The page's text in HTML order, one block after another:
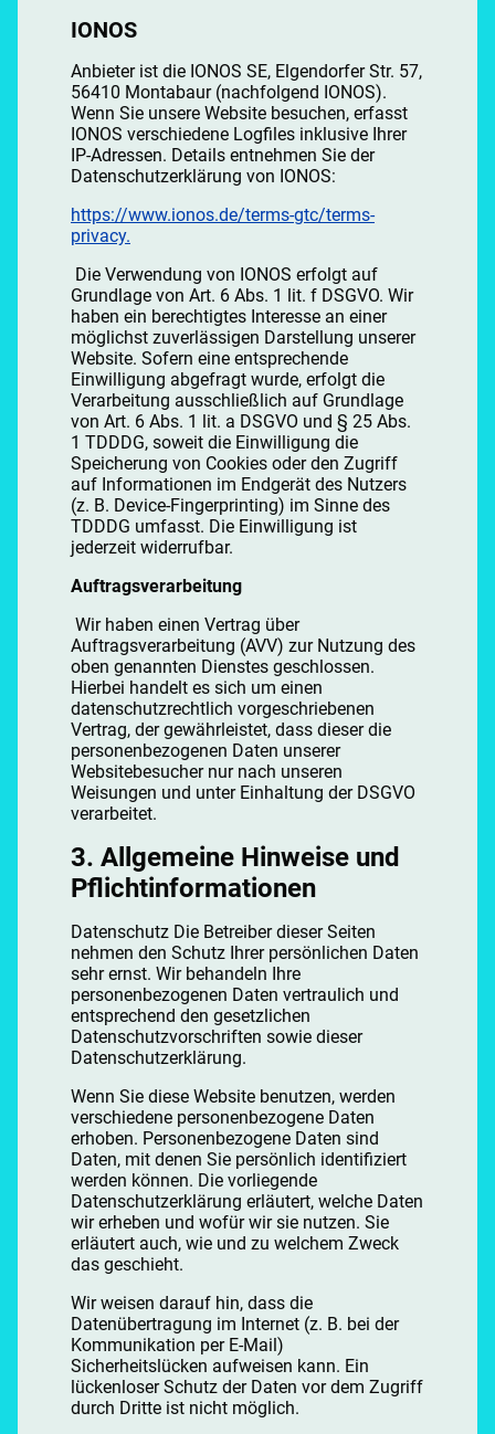
IONOS
Anbieter ist die IONOS SE, Elgendorfer Str. 57,
56410 Montabaur (nachfolgend IONOS).
Wenn Sie unsere Website besuchen, erfasst
IONOS verschiedene Logfiles inklusive Ihrer
IP-Adressen. Details entnehmen Sie der
Datenschutzerklärung von IONOS:
https://www.ionos.de/terms-gtc/terms-
privacy.
Die Verwendung von IONOS erfolgt auf
Grundlage von Art. 6 Abs. 1 lit. f DSGVO. Wir
haben ein berechtigtes Interesse an einer
möglichst zuverlässigen Darstellung unserer
Website. Sofern eine entsprechende
Einwilligung abgefragt wurde, erfolgt die
Verarbeitung ausschließlich auf Grundlage
von Art. 6 Abs. 1 lit. a DSGVO und § 25 Abs.
1 TDDDG, soweit die Einwilligung die
Speicherung von Cookies oder den Zugriff
auf Informationen im Endgerät des Nutzers
(z. B. Device-Fingerprinting) im Sinne des
TDDDG umfasst. Die Einwilligung ist
jederzeit widerrufbar.
Auftragsverarbeitung
Wir haben einen Vertrag über
Auftragsverarbeitung (AVV) zur Nutzung des
oben genannten Dienstes geschlossen.
Hierbei handelt es sich um einen
datenschutzrechtlich vorgeschriebenen
Vertrag, der gewährleistet, dass dieser die
personenbezogenen Daten unserer
Websitebesucher nur nach unseren
Weisungen und unter Einhaltung der DSGVO
verarbeitet.
3. Allgemeine Hinweise und
Pflichtinformationen
Datenschutz Die Betreiber dieser Seiten
nehmen den Schutz Ihrer persönlichen Daten
sehr ernst. Wir behandeln Ihre
personenbezogenen Daten vertraulich und
entsprechend den gesetzlichen
Datenschutzvorschriften sowie dieser
Datenschutzerklärung.
Wenn Sie diese Website benutzen, werden
verschiedene personenbezogene Daten
erhoben. Personenbezogene Daten sind
Daten, mit denen Sie persönlich identifiziert
werden können. Die vorliegende
Datenschutzerklärung erläutert, welche Daten
wir erheben und wofür wir sie nutzen. Sie
erläutert auch, wie und zu welchem Zweck
das geschieht.
Wir weisen darauf hin, dass die
Datenübertragung im Internet (z. B. bei der
Kommunikation per E-Mail)
Sicherheitslücken aufweisen kann. Ein
lückenloser Schutz der Daten vor dem Zugriff
durch Dritte ist nicht möglich.